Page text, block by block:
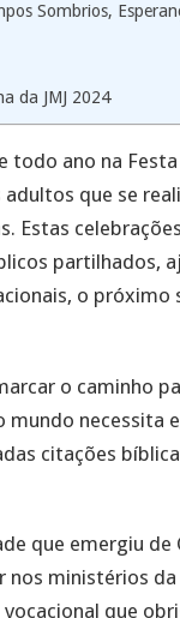
Sombrios,
da JMJ 2024
todo ano na
que se
Estas
partilhados,
o próximo
o caminho
mundo necessita
citações
que emergiu de
nos ministérios
que